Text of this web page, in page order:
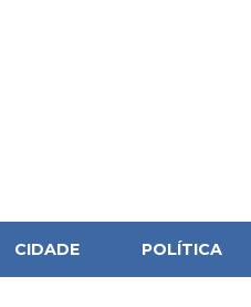
CIDADE POLÍTICA